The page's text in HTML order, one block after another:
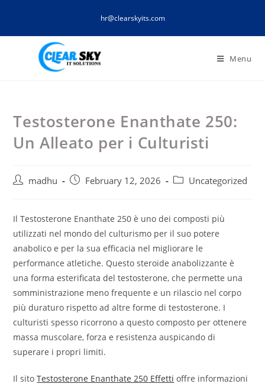
content
hr@clearskyits.com
Menu
Testosterone Enanthate 250:
Un Alleato per i Culturisti
Postmadhu
PostFebruary 12, 2026
PostUncategorized
Il Testosterone Enanthate 250 è uno dei composti più
utilizzati nel mondo del culturismo per il suo potere
anabolico e per la sua efficacia nel migliorare le
performance atletiche. Questo steroide anabolizzante è
una forma esterificata del testosterone, che permette una
somministrazione meno frequente e un rilascio nel corpo
più duraturo rispetto ad altre forme di testosterone. I
culturisti spesso ricorrono a questo composto per ottenere
massa muscolare, forza e resistenza auspicando di
superare i propri limiti.
Il sitoTestosterone Enanthate 250 Effetti offre informazioni